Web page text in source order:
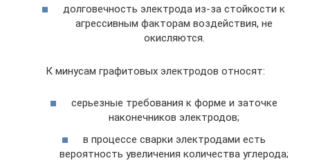
долговечность электрода из-за стойкости к
агрессивным факторам воздействия, не
окисляются.
К минусам графитовых электродов относят:
серьезные требования к форме и заточке
наконечников электродов;
в процессе сварки электродами есть
вероятность увеличения количества углерода;